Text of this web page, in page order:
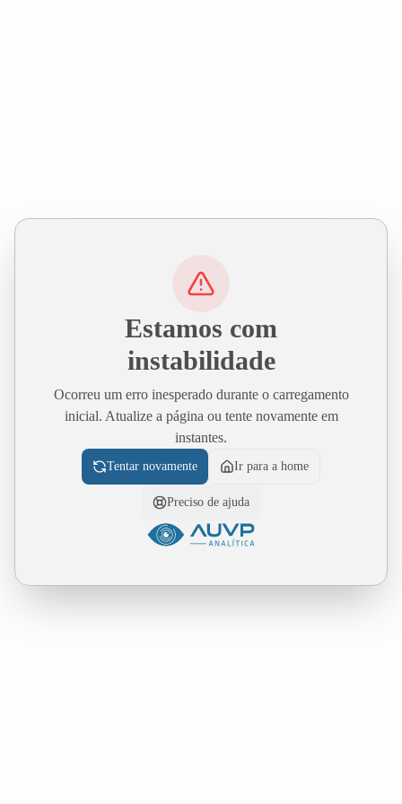
Estamos com
instabilidade
Ocorreu um erro inesperado durante o carregamento
inicial. Atualize a página ou tente novamente em
instantes.
Tentar novamente Ir para a home
Preciso de ajuda